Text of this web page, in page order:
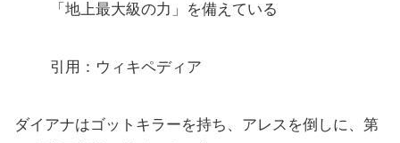
「地上最大級の力」を備えている
引用：ウィキペディア
ダイアナはゴットキラーを持ち、アレスを倒しに、第